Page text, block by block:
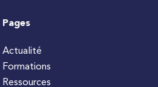
Pages
Actualité
Formations
Ressources